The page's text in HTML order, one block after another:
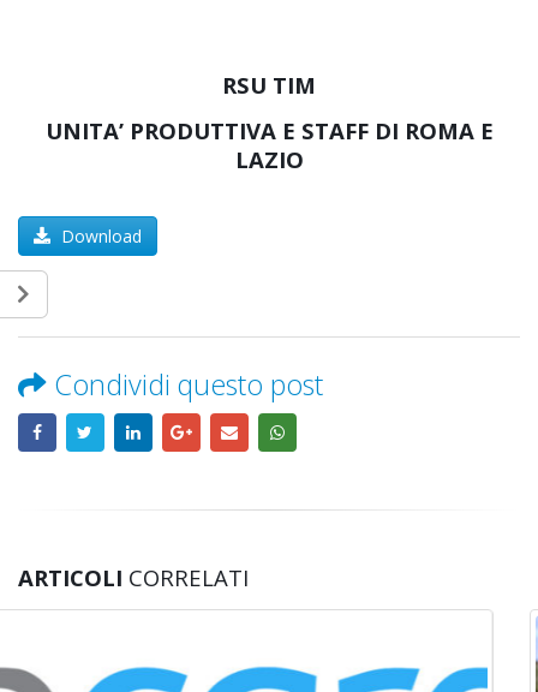
RSU TIM
UNITA’ PRODUTTIVA E STAFF DI ROMA E
LAZIO
Download
Condividi questo post
ARTICOLI CORRELATI